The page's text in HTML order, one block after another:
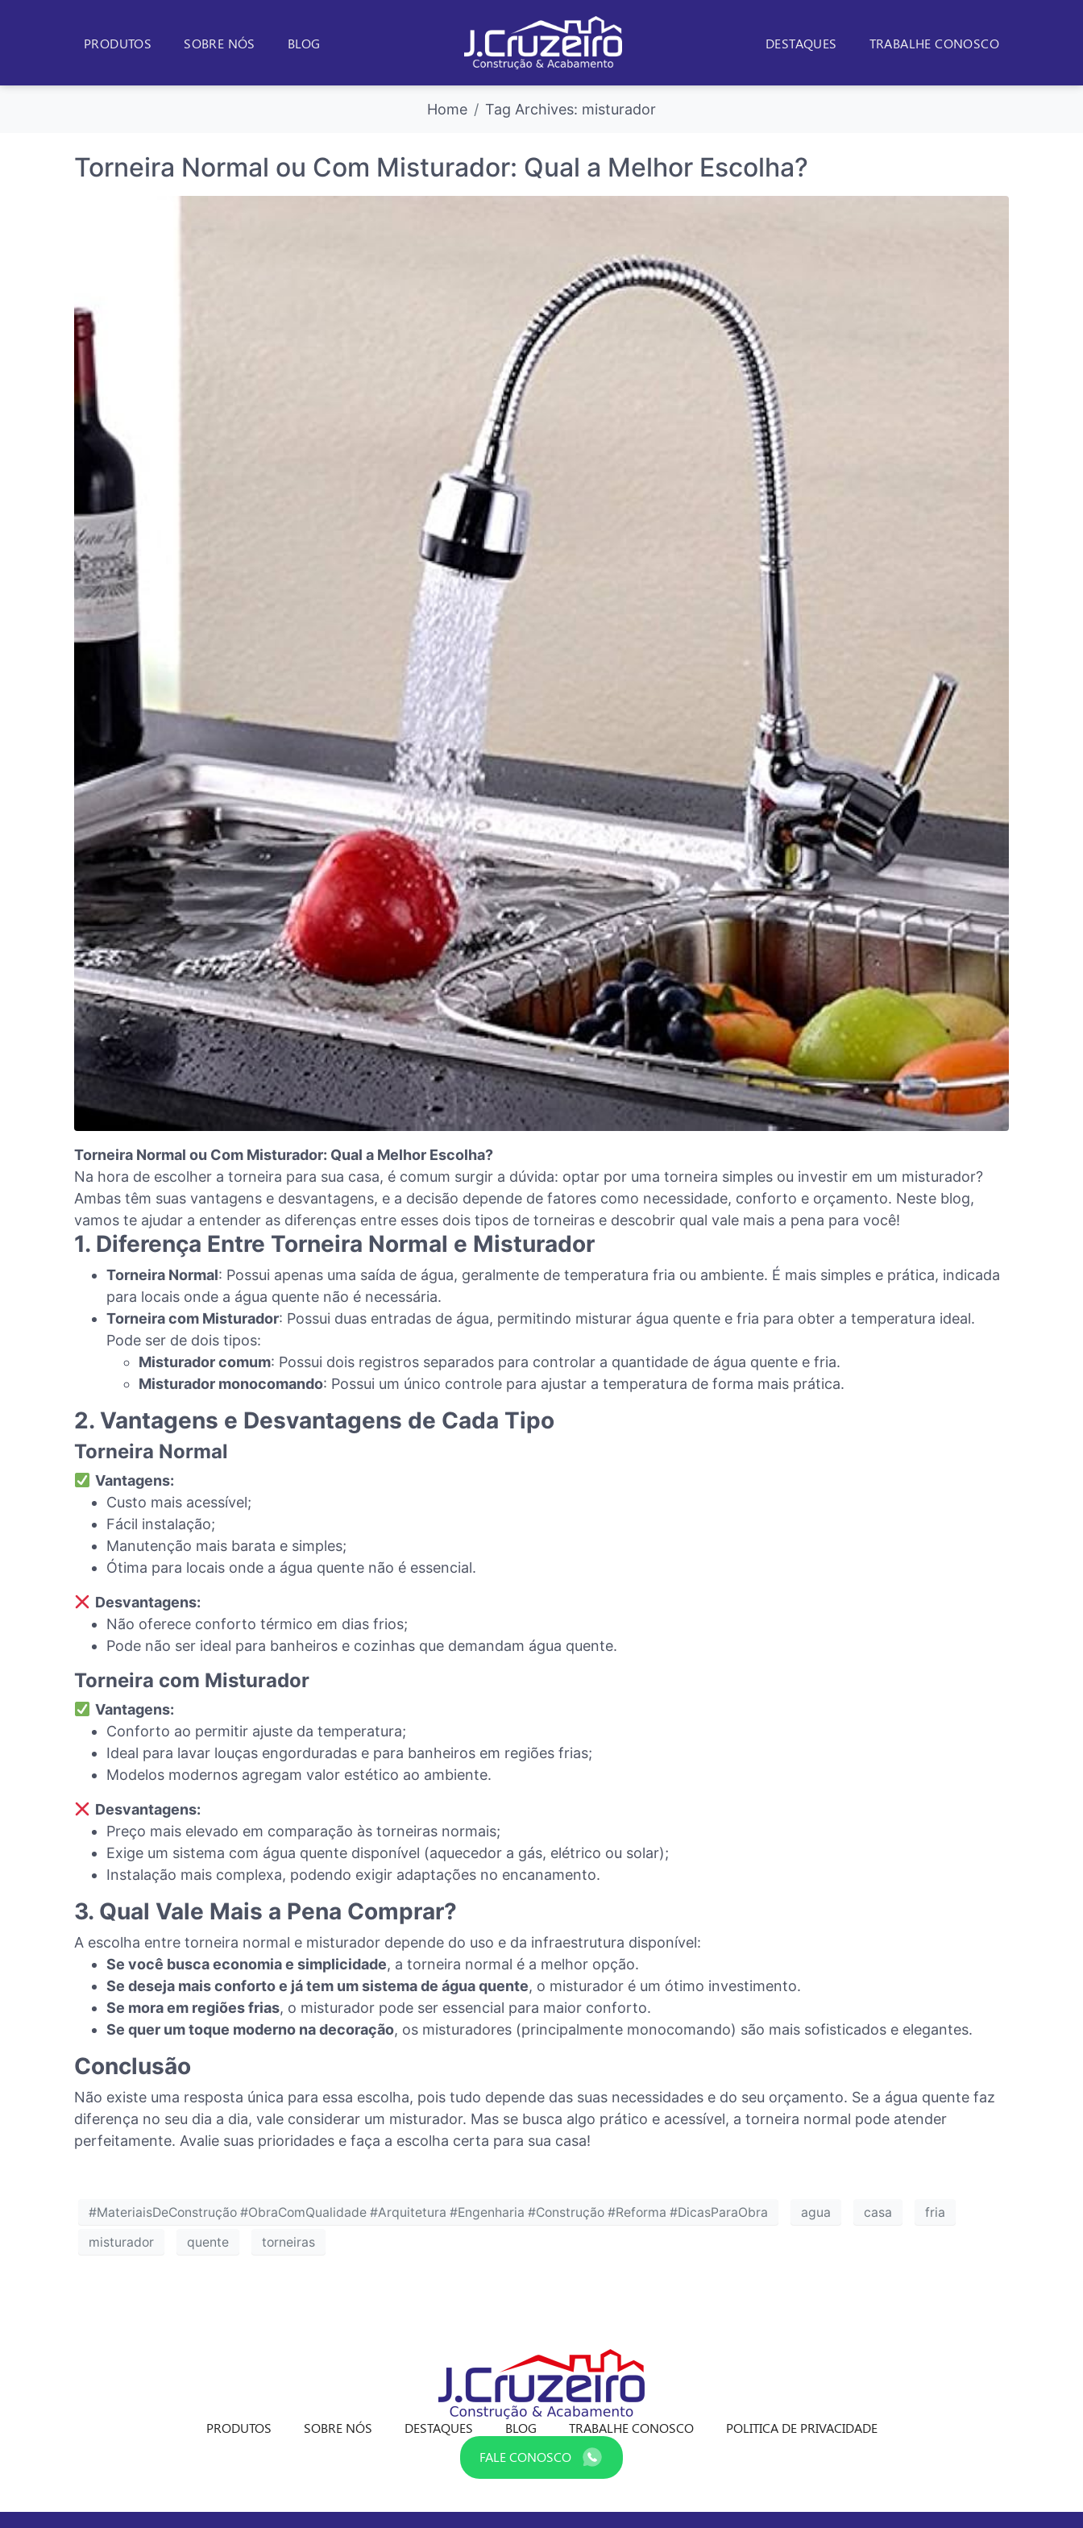
PRODUTOS SOBRE NÓS BLOG DESTAQUES TRABALHE CONOSCO
Home Tag Archives: misturador
Torneira Normal ou Com Misturador: Qual a Melhor Escolha?
Torneira Normal ou Com Misturador: Qual a Melhor Escolha?
Na hora de escolher a torneira para sua casa, é comum surgir a dúvida: optar por uma torneira simples ou investir em um misturador?
Ambas têm suas vantagens e desvantagens, e a decisão depende de fatores como necessidade, conforto e orçamento. Neste blog,
vamos te ajudar a entender as diferenças entre esses dois tipos de torneiras e descobrir qual vale mais a pena para você!
1. Diferença Entre Torneira Normal e Misturador
Torneira Normal: Possui apenas uma saída de água, geralmente de temperatura fria ou ambiente. É mais simples e prática, indicada
para locais onde a água quente não é necessária.
Torneira com Misturador: Possui duas entradas de água, permitindo misturar água quente e fria para obter a temperatura ideal.
Pode ser de dois tipos:
Misturador comum: Possui dois registros separados para controlar a quantidade de água quente e fria.
Misturador monocomando: Possui um único controle para ajustar a temperatura de forma mais prática.
2. Vantagens e Desvantagens de Cada Tipo
Torneira Normal
Vantagens:
Custo mais acessível;
Fácil instalação;
Manutenção mais barata e simples;
Ótima para locais onde a água quente não é essencial.
Desvantagens:
Não oferece conforto térmico em dias frios;
Pode não ser ideal para banheiros e cozinhas que demandam água quente.
Torneira com Misturador
Vantagens:
Conforto ao permitir ajuste da temperatura;
Ideal para lavar louças engorduradas e para banheiros em regiões frias;
Modelos modernos agregam valor estético ao ambiente.
Desvantagens:
Preço mais elevado em comparação às torneiras normais;
Exige um sistema com água quente disponível (aquecedor a gás, elétrico ou solar);
Instalação mais complexa, podendo exigir adaptações no encanamento.
3. Qual Vale Mais a Pena Comprar?
A escolha entre torneira normal e misturador depende do uso e da infraestrutura disponível:
Se você busca economia e simplicidade, a torneira normal é a melhor opção.
Se deseja mais conforto e já tem um sistema de água quente, o misturador é um ótimo investimento.
Se mora em regiões frias, o misturador pode ser essencial para maior conforto.
Se quer um toque moderno na decoração, os misturadores (principalmente monocomando) são mais sofisticados e elegantes.
Conclusão
Não existe uma resposta única para essa escolha, pois tudo depende das suas necessidades e do seu orçamento. Se a água quente faz
diferença no seu dia a dia, vale considerar um misturador. Mas se busca algo prático e acessível, a torneira normal pode atender
perfeitamente. Avalie suas prioridades e faça a escolha certa para sua casa!
#MateriaisDeConstrução #ObraComQualidade #Arquitetura #Engenharia #Construção #Reforma #DicasParaObra agua casa
fria
misturador
quente torneiras
PRODUTOS SOBRE NÓS DESTAQUES BLOG TRABALHE CONOSCO
POLITICA DE PRIVACIDADE
FALE CONOSCO